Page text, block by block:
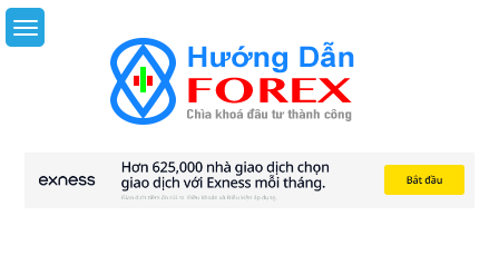
Skip
to